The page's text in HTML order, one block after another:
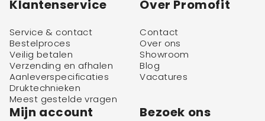
Klantenservice
Service & contact
Bestelproces
Veilig betalen
Verzending en afhalen
Aanleverspecificaties
Druktechnieken
Meest gestelde vragen
Over Promofit
Contact
Over ons
Showroom
Blog
Vacatures
Mijn account Bezoek ons